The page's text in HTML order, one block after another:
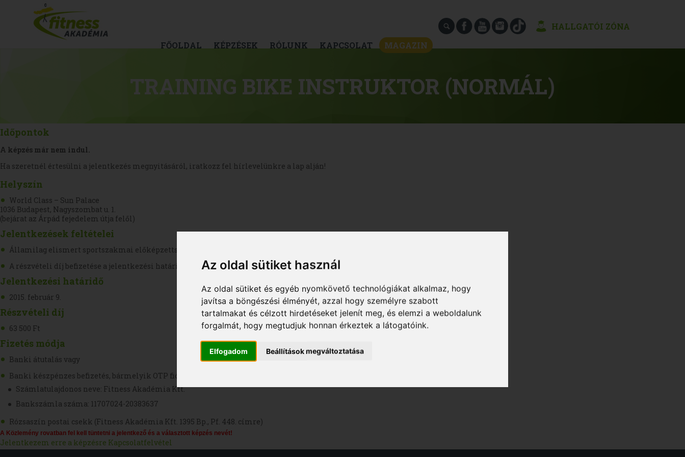
Az oldal sütiket használ
Az oldal sütiket és egyéb nyomkövető technológiákat alkalmaz, hogy
javítsa a böngészési élményét, azzal hogy személyre szabott
tartalmakat és célzott hirdetéseket jelenít meg, és elemzi a weboldalunk
forgalmát, hogy megtudjuk honnan érkeztek a látogatóink.
Elfogadom Beállítások megváltoztatása
HALLGATÓI ZÓNA
FŐOLDAL
KÉPZÉSEK RÓLUNK KAPCSOLAT MAGAZIN
TRAINING BIKE INSTRUKTOR (NORMÁL)
Időpontok
A képzés már nem indul.
Ha szeretnél értesülni a jelentkezés megnyitásáról, iratkozz fel hírlevelünkre a lap alján!
Helyszín
World Class – Sun Palace
1036 Budapest, Nagyszombat u. 1.
(bejárat az Árpád fejedelem útja felől)
Jelentkezések feltételei
Államilag elismert sportszakmai előképzettség, vagy folyamatban lévő tanulmányok
A részvételi díj befizetése a jelentkezési határidőig
Jelentkezési határidő
2015. február 9.
Részvételi díj
63 500 Ft
Fizetés módja
Banki átutalás vagy
Banki készpénzes befizetés, bármelyik OTP fiókban
Számlatulajdonos neve: Fitness Akadémia Kft.
Bankszámla száma: 11707024-20383637
Rózsaszín postai csekk (Fitness Akadémia Kft. 1395 Bp., Pf. 448. címre)
A Közlemény rovatban fel kell tüntetni a jelentkező és a választott képzés nevét!
Jelentkezem erre a képzésre Kapcsolatfelvétel